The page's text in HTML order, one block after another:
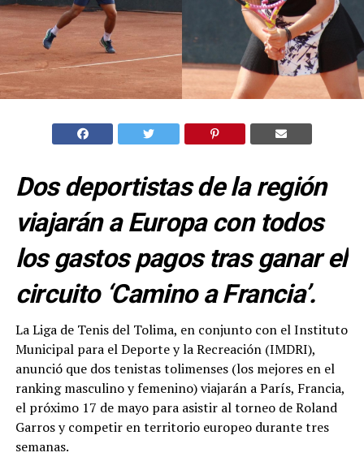
Dos deportistas de la región
viajarán a Europa con todos
los gastos pagos tras ganar el
circuito ‘Camino a Francia’.
La Liga de Tenis del Tolima, en conjunto con el Instituto
Municipal para el Deporte y la Recreación (IMDRI),
anunció que dos tenistas tolimenses (los mejores en el
ranking masculino y femenino) viajarán a París, Francia,
el próximo 17 de mayo para asistir al torneo de Roland
Garros y competir en territorio europeo durante tres
semanas.